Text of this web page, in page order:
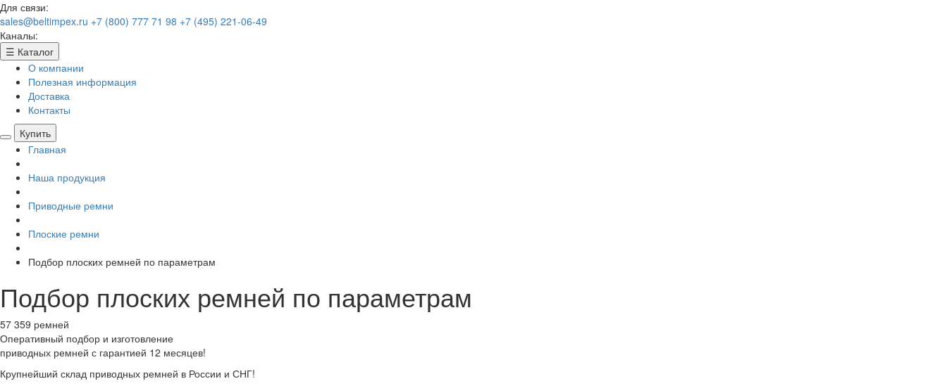
Для связи:
sales@beltimpex.ru +7 (800) 777 71 98 +7 (495) 221-06-49
Каналы:
☰ Каталог
О компании
Полезная информация
Доставка
Контакты
Купить
Главная
Наша продукция
Приводные ремни
Плоские ремни
Подбор плоских ремней по параметрам
Подбор плоских ремней по параметрам
57 359 ремней
Оперативный подбор и изготовление
приводных ремней с гарантией 12 месяцев!
Крупнейший склад приводных ремней в России и СНГ!